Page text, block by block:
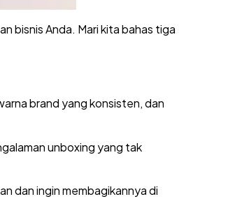
bisnis Anda. Mari kita bahas tiga
brand yang konsisten, dan
unboxing yang tak
dan ingin membagikannya di